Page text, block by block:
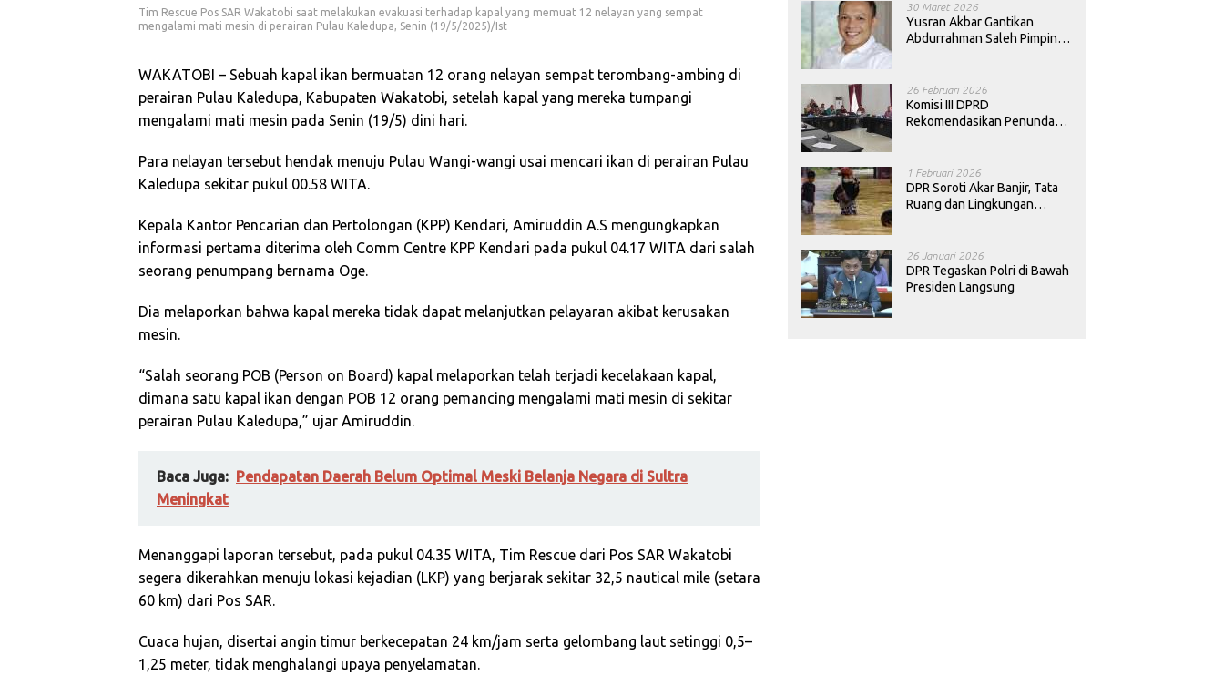
Tim Rescue Pos SAR Wakatobi saat melakukan evakuasi terhadap kapal yang memuat 12 nelayan yang sempat
mengalami mati mesin di perairan Pulau Kaledupa, Senin (19/5/2025)/Ist
WAKATOBI – Sebuah kapal ikan bermuatan 12 orang nelayan sempat terombang-ambing di
perairan Pulau Kaledupa, Kabupaten Wakatobi, setelah kapal yang mereka tumpangi
mengalami mati mesin pada Senin (19/5) dini hari.
Para nelayan tersebut hendak menuju Pulau Wangi-wangi usai mencari ikan di perairan Pulau
Kaledupa sekitar pukul 00.58 WITA.
Kepala Kantor Pencarian dan Pertolongan (KPP) Kendari, Amiruddin A.S mengungkapkan
informasi pertama diterima oleh Comm Centre KPP Kendari pada pukul 04.17 WITA dari salah
seorang penumpang bernama Oge.
Dia melaporkan bahwa kapal mereka tidak dapat melanjutkan pelayaran akibat kerusakan
mesin.
“Salah seorang POB (Person on Board) kapal melaporkan telah terjadi kecelakaan kapal,
dimana satu kapal ikan dengan POB 12 orang pemancing mengalami mati mesin di sekitar
perairan Pulau Kaledupa,” ujar Amiruddin.
Baca Juga: Pendapatan Daerah Belum Optimal Meski Belanja Negara di Sultra
Meningkat
Menanggapi laporan tersebut, pada pukul 04.35 WITA, Tim Rescue dari Pos SAR Wakatobi
segera dikerahkan menuju lokasi kejadian (LKP) yang berjarak sekitar 32,5 nautical mile (setara
60 km) dari Pos SAR.
Cuaca hujan, disertai angin timur berkecepatan 24 km/jam serta gelombang laut setinggi 0,5–
1,25 meter, tidak menghalangi upaya penyelamatan.
30 Maret 2026
Yusran Akbar Gantikan
Abdurrahman Saleh Pimpin
26 Februari 2026
Komisi III DPRD
Rekomendasikan Penundaan
1 Februari 2026
DPR Soroti Akar Banjir, Tata
Ruang dan Lingkungan
26 Januari 2026
DPR Tegaskan Polri di Bawah
Presiden Langsung